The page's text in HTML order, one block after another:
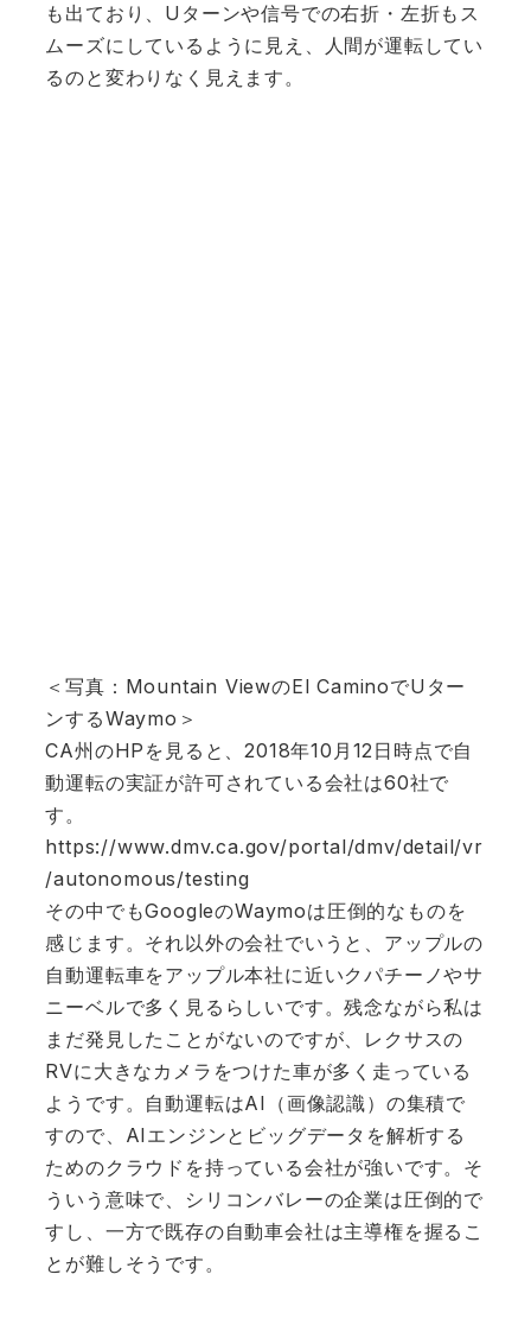
も出ており、Uターンや信号での右折・左折もス
ムーズにしているように見え、人間が運転してい
るのと変わりなく見えます。
＜写真：Mountain ViewのEl CaminoでUター
ンするWaymo＞
CA州のHPを見ると、2018年10月12日時点で自
動運転の実証が許可されている会社は60社で
す。
https://www.dmv.ca.gov/portal/dmv/detail/vr
/autonomous/testing
その中でもGoogleのWaymoは圧倒的なものを
感じます。それ以外の会社でいうと、アップルの
自動運転車をアップル本社に近いクパチーノやサ
ニーベルで多く見るらしいです。残念ながら私は
まだ発見したことがないのですが、レクサスの
RVに大きなカメラをつけた車が多く走っている
ようです。自動運転はAI（画像認識）の集積で
すので、AIエンジンとビッグデータを解析する
ためのクラウドを持っている会社が強いです。そ
ういう意味で、シリコンバレーの企業は圧倒的で
すし、一方で既存の自動車会社は主導権を握るこ
とが難しそうです。